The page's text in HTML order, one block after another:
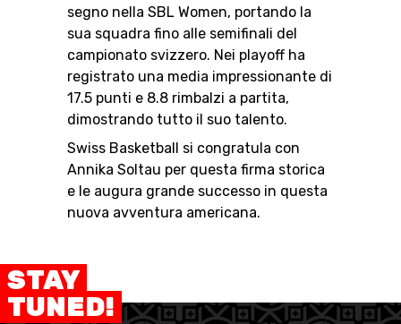
MEDIAS STATS ETICA E INTEGRITÀ
segno nella SBL Women, portando la
sua squadra fino alle semifinali del
campionato svizzero. Nei playoff ha
registrato una media impressionante di
17.5 punti e 8.8 rimbalzi a partita,
dimostrando tutto il suo talento.
Swiss Basketball si congratula con
Annika Soltau per questa firma storica
e le augura grande successo in questa
nuova avventura americana.
STAY
TUNED!